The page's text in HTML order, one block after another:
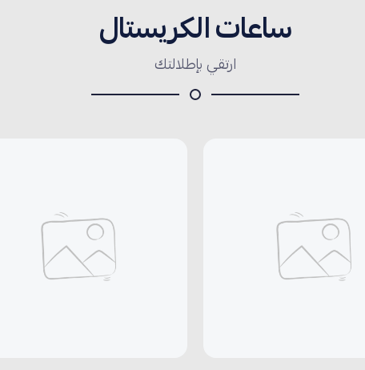
ساعات الكريستال
ارتقي بإطلالتك